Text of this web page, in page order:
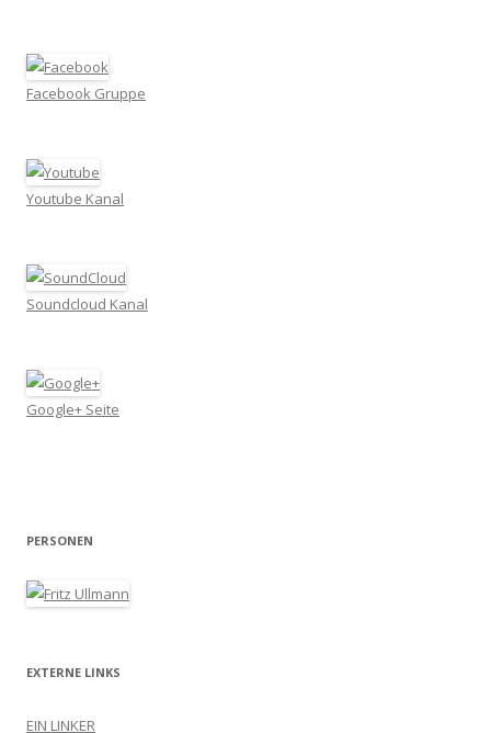
Facebook Gruppe
Youtube Kanal
Soundcloud Kanal
Google+ Seite
PERSONEN
EXTERNE LINKS
EIN LINKER